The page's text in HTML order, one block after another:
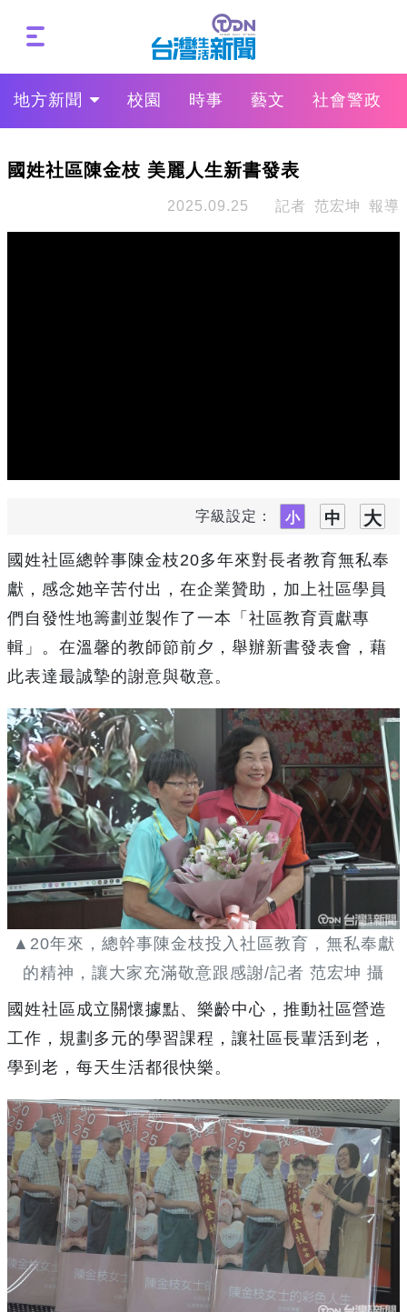
地方新聞 校園 時事 藝文 社會警政
國姓社區陳金枝 美麗人生新書發表
2025.09.25 記者 范宏坤 報導
字級設定：
國姓社區總幹事陳金枝20多年來對長者教育無私奉
獻，感念她辛苦付出，在企業贊助，加上社區學員
們自發性地籌劃並製作了一本「社區教育貢獻專
輯」。在溫馨的教師節前夕，舉辦新書發表會，藉
此表達最誠摯的謝意與敬意。
▲20年來，總幹事陳金枝投入社區教育，無私奉獻
的精神，讓大家充滿敬意跟感謝/記者 范宏坤 攝
國姓社區成立關懷據點、樂齡中心，推動社區營造
工作，規劃多元的學習課程，讓社區長輩活到老，
學到老，每天生活都很快樂。